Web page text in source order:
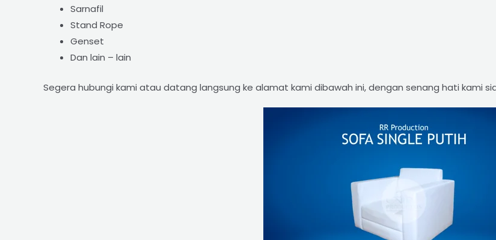
Sarnafil
Stand Rope
Genset
Dan lain – lain
Segera hubungi kami atau datang langsung ke alamat kami dibawah ini, dengan senang hati kami